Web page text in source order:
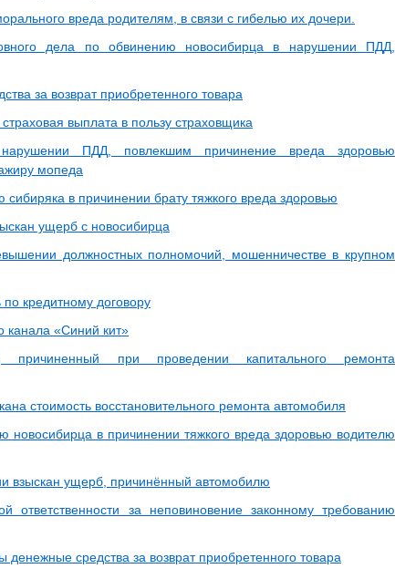
вреда родителям, в связи с гибелью их дочери.
дела по обвинению новосибирца в нарушении ПДД,
за возврат приобретенного товара
выплата в пользу страховщика
ПДД, повлекшим причинение вреда здоровью
мопеда
в причинении брату тяжкого вреда здоровью
ущерб с новосибирца
должностных полномочий, мошенничестве в крупном
кредитному договору
канала «Синий кит»
при проведении капитального ремонта
стоимость восстановительного ремонта автомобиля
новосибирца в причинении тяжкого вреда здоровью водителю
взыскан ущерб, причинённый автомобилю
ответственности за неповиновение законному требованию
средства за возврат приобретенного товара